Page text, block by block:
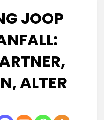
JOOP
ALTER